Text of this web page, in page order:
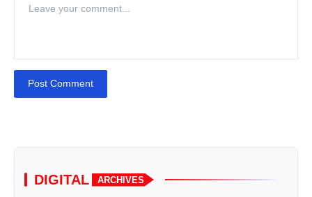
Post Comment
DIGITAL ARCHIVES